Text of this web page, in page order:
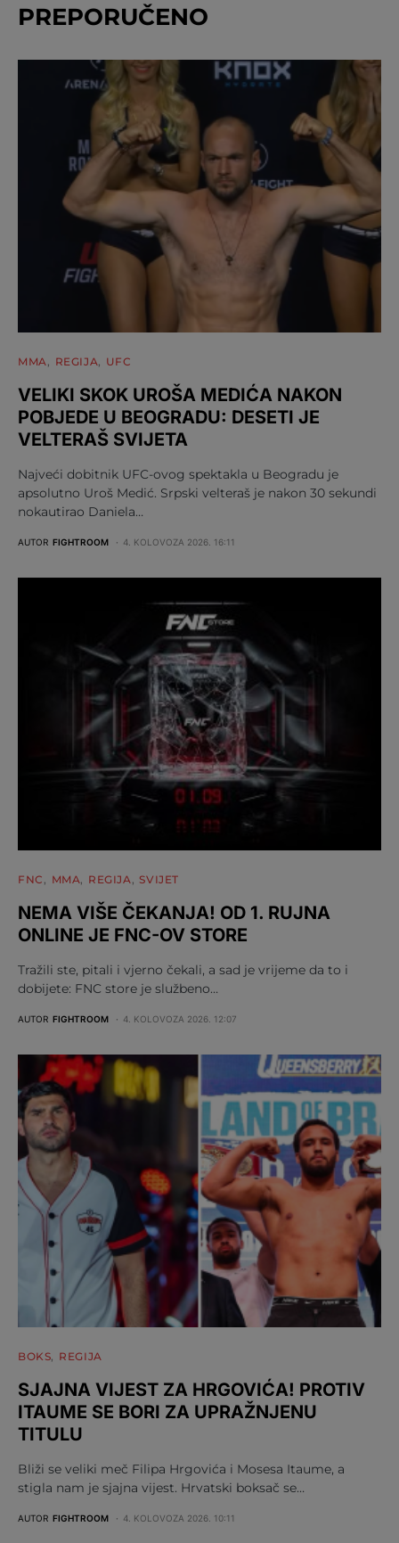
PREPORUČENO
MMA REGIJA UFC
VELIKI SKOK UROŠA MEDIĆA NAKON
POBJEDE U BEOGRADU: DESETI JE
VELTERAŠ SVIJETA
Najveći dobitnik UFC-ovog spektakla u Beogradu je
apsolutno Uroš Medić. Srpski velteraš je nakon 30 sekundi
nokautirao Daniela…
AUTOR FIGHTROOM 4. KOLOVOZA 2026. 16:11
FNC MMA REGIJA SVIJET
NEMA VIŠE ČEKANJA! OD 1. RUJNA
ONLINE JE FNC-OV STORE
Tražili ste, pitali i vjerno čekali, a sad je vrijeme da to i
dobijete: FNC store je službeno…
AUTOR FIGHTROOM 4. KOLOVOZA 2026. 12:07
BOKS REGIJA
SJAJNA VIJEST ZA HRGOVIĆA! PROTIV
ITAUME SE BORI ZA UPRAŽNJENU
TITULU
Bliži se veliki meč Filipa Hrgovića i Mosesa Itaume, a
stigla nam je sjajna vijest. Hrvatski boksač se…
AUTOR FIGHTROOM 4. KOLOVOZA 2026. 10:11